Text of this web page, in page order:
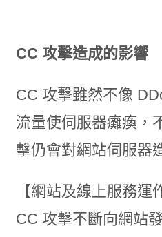
CC 攻擊造成的影響
CC 攻擊雖然不像
流量使伺服器癱瘓，
擊仍會對網站伺服器
【網站及線上服務運
CC 攻擊不斷向網站